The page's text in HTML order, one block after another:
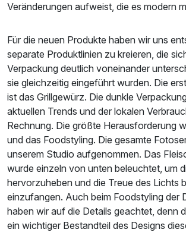
Veränderungen aufweist, die es modern
Für die neuen Produkte haben wir uns
separate Produktlinien zu kreieren, die
Verpackung deutlich voneinander
sie gleichzeitig eingeführt wurden. Die
ist das Grillgewürz. Die dunkle
aktuellen Trends und der lokalen
Rechnung. Die größte Herausforderung
und das Foodstyling. Die gesamte
unserem Studio aufgenommen. Das
wurde einzeln von unten beleuchtet, um
hervorzuheben und die Treue des Lichts
einzufangen. Auch beim Foodstyling der
haben wir auf die Details geachtet, denn
ein wichtiger Bestandteil des Designs